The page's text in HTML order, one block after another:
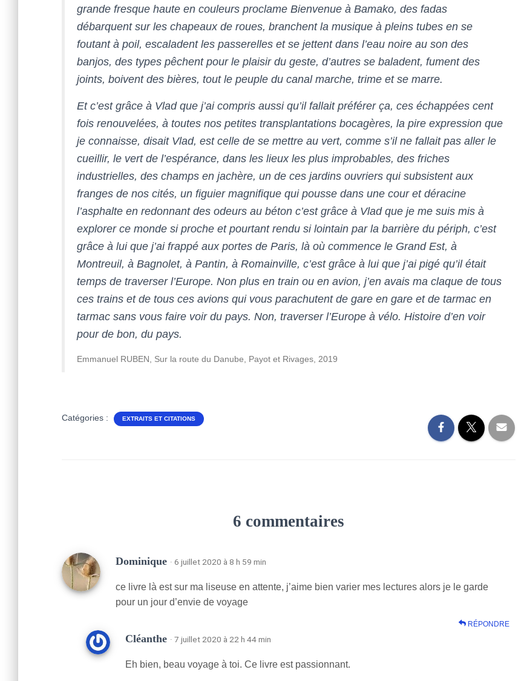
grande fresque haute en couleurs proclame Bienvenue à Bamako, des fadas
débarquent sur les chapeaux de roues, branchent la musique à pleins tubes en se
foutant à poil, escaladent les passerelles et se jettent dans l’eau noire au son des
banjos, des types pêchent pour le plaisir du geste, d’autres se baladent, fument des
joints, boivent des bières, tout le peuple du canal marche, trime et se marre.
Et c’est grâce à Vlad que j’ai compris aussi qu’il fallait préférer ça, ces échappées cent
fois renouvelées, à toutes nos petites transplantations bocagères, la pire expression que
je connaisse, disait Vlad, est celle de se mettre au vert, comme s’il ne fallait pas aller le
cueillir, le vert de l’espérance, dans les lieux les plus improbables, des friches
industrielles, des champs en jachère, un de ces jardins ouvriers qui subsistent aux
franges de nos cités, un figuier magnifique qui pousse dans une cour et déracine
l’asphalte en redonnant des odeurs au béton c’est grâce à Vlad que je me suis mis à
explorer ce monde si proche et pourtant rendu si lointain par la barrière du périph, c’est
grâce à lui que j’ai frappé aux portes de Paris, là où commence le Grand Est, à
Montreuil, à Bagnolet, à Pantin, à Romainville, c’est grâce à lui que j’ai pigé qu’il était
temps de traverser l’Europe. Non plus en train ou en avion, j’en avais ma claque de tous
ces trains et de tous ces avions qui vous parachutent de gare en gare et de tarmac en
tarmac sans vous faire voir du pays. Non, traverser l’Europe à vélo. Histoire d’en voir
pour de bon, du pays.
Emmanuel RUBEN, Sur la route du Danube, Payot et Rivages, 2019
Catégories : EXTRAITS ET CITATIONS
6 commentaires
Dominique · 6 juillet 2020 à 8 h 59 min
ce livre là est sur ma liseuse en attente, j’aime bien varier mes lectures alors je le garde
pour un jour d’envie de voyage
RÉPONDRE
Cléanthe · 7 juillet 2020 à 22 h 44 min
Eh bien, beau voyage à toi. Ce livre est passionnant.